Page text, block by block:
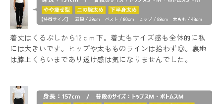
着丈はくるぶしから12ｃｍ下。着丈もサイズ感も全体的に私
には大きいです。ヒップや太もものラインは拾わず◎。裏地
は膝上くらいまであり透け感は気になりませんでした。